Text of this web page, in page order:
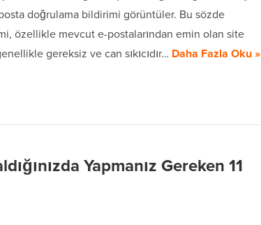
doğrulama bildirimi görüntüler. Bu sözde
özellikle mevcut e-postalarından emin olan site
gereksiz ve can sıkıcıdır… Daha Fazla Oku »
Yapmanız Gereken 11